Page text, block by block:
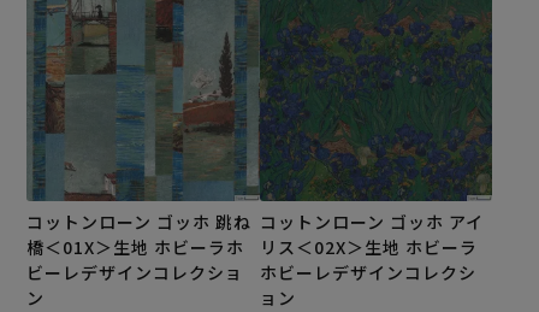
コットンローン ゴッホ 跳ね
橋＜01X＞生地 ホビーラホ
ビーレデザインコレクショ
ン
コットンローン ゴッホ アイ
リス＜02X＞生地 ホビーラ
ホビーレデザインコレクシ
ョン